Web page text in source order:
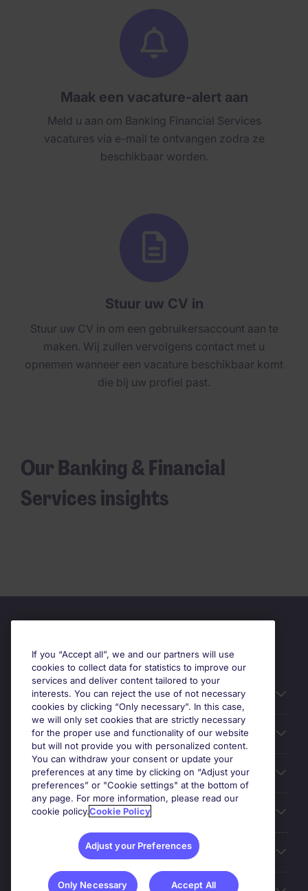
Maak een vacature-alert aan
Meld u aan om Banking Financial Services
vacatures via e-mail te ontvangen zodra ze
beschikbaar worden.
Stuur uw CV in
Stuur uw CV in om een gebruikersaccount aan te
maken. Wij zullen vervolgens contact met u
opnemen wanneer een vacature beschikbaar komt
die bij uw profiel past.
Our Banking & Financial
Services insights
Useful information
Prix
Look for jobs in
Trends
For employers
If you “Accept all”, we and our partners will use
cookies to collect data for statistics to improve our
services and deliver content tailored to your
interests. You can reject the use of not necessary
cookies by clicking “Only necessary”. In this case,
we will only set cookies that are strictly necessary
for the proper use and functionality of our website
but will not provide you with personalized content.
You can withdraw your consent or update your
preferences at any time by clicking on “Adjust your
preferences” or "Cookie settings" at the bottom of
any page. For more information, please read our
cookie policy.Cookie Policy
Adjust your Preferences
Only Necessary Accept All